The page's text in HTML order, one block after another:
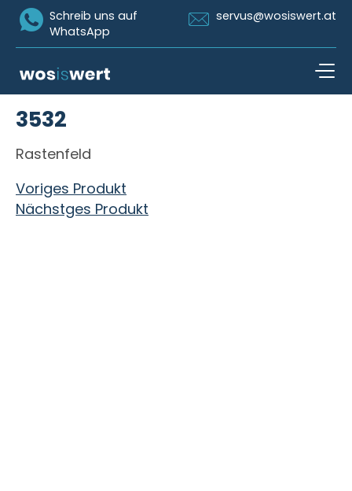
Icon Whatsapp
Schreib uns auf
WhatsApp
Icon Email
servus@wosiswert.at
3532
Rastenfeld
Beitragsnavigation
Voriges Produkt
Nächstges Produkt